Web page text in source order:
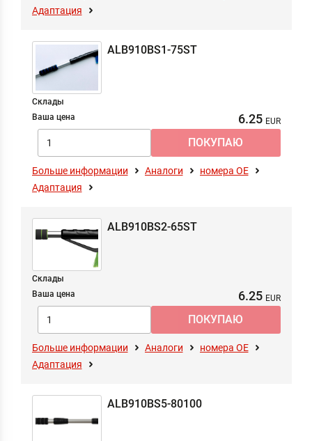
Адаптация
ALB910BS1-75ST
Склады
Ваша цена
6.25
Больше информации Аналоги
номера ОЕ
Адаптация
ALB910BS2-65ST
Склады
Ваша цена
6.25
Больше информации Аналоги
номера ОЕ
Адаптация
ALB910BS5-80100